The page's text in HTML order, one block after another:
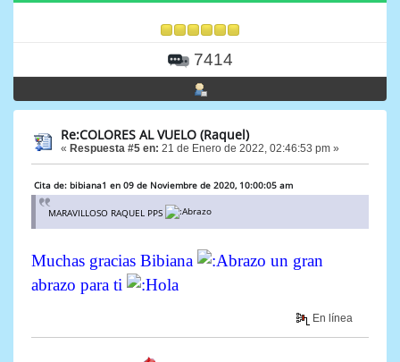
7414
Re:COLORES AL VUELO (Raquel)
« Respuesta #5 en: 21 de Enero de 2022, 02:46:53 pm »
Cita de: bibiana1 en 09 de Noviembre de 2020, 10:00:05 am
MARAVILLOSO RAQUEL PPS
Muchas gracias Bibiana
un gran
abrazo para ti
En línea